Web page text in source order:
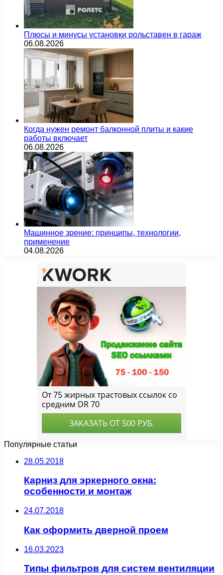
Плюсы и минусы установки рольставен в гараж
06.08.2026
Когда нужен ремонт балконной плиты и какие
работы включает
06.08.2026
Машинное зрение: принципы, технологии,
применение
04.08.2026
Популярные статьи
28.05.2018
Карниз для эркерного окна:
особенности и монтаж
24.07.2018
Как оформить дверной проем
16.03.2023
Типы фильтров для систем вентиляции